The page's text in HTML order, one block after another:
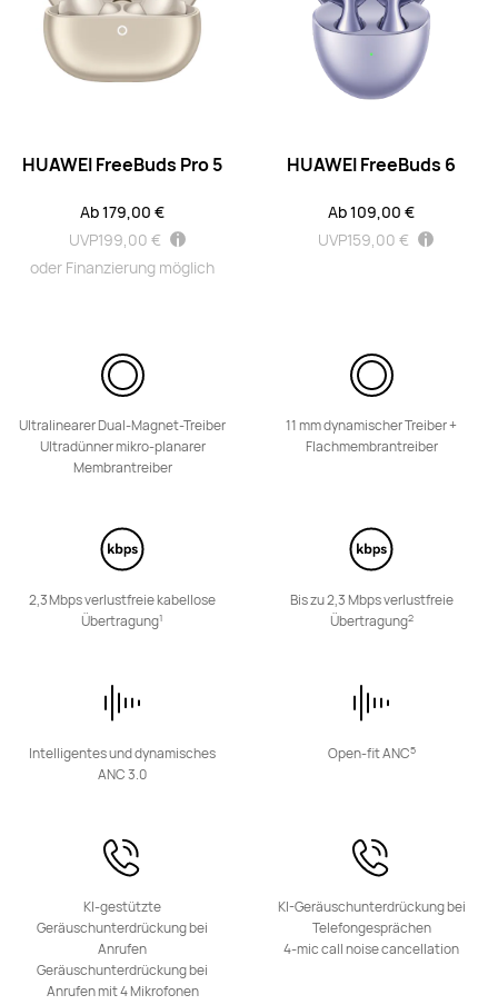
HUAWEI FreeClip
Mehr erfahren Kaufen
HUAWEI FreeArc
Mehr erfahren
HUAWEI FreeBuds Pro 5
Ab 179,00 €
UVP199,00 €
oder Finanzierung möglich
Ultralinearer Dual-Magnet-Treiber
Ultradünner mikro-planarer
Membrantreiber
2,3 Mbps verlustfreie kabellose
Übertragung1
Intelligentes und dynamisches
ANC 3.0
KI-gestützte
Geräuschunterdrückung bei
Anrufen
Geräuschunterdrückung bei
Anrufen mit 4 Mikrofonen
HUAWEI FreeBuds 6
Ab 109,00 €
UVP159,00 €
11 mm dynamischer Treiber +
Flachmembrantreiber
Bis zu 2,3 Mbps verlustfreie
Übertragung2
Open-fit ANC5
KI-Geräuschunterdrückung bei
Telefongesprächen
4-mic call noise cancellation